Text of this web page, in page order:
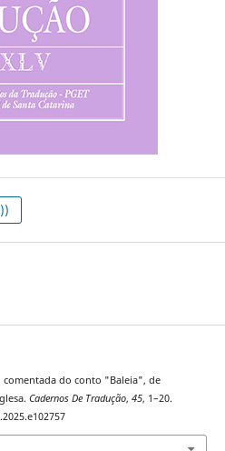
comentada do conto "Baleia", de
Cadernos De Tradução, 45, 1–20.